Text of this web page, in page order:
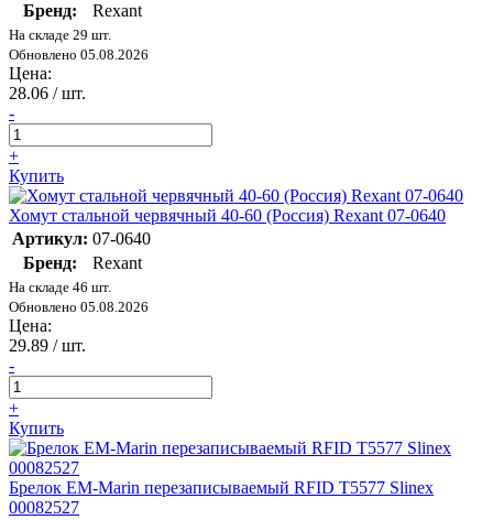
Бренд:
Rexant
На складе 29 шт.
Обновлено 05.08.2026
Цена:
28.06 / шт.
-
+
Купить
Хомут стальной червячный 40-60 (Россия) Rexant 07-0640
Артикул: 07-0640
Бренд:
Rexant
На складе 46 шт.
Обновлено 05.08.2026
Цена:
29.89 / шт.
-
+
Купить
Брелок EM-Marin перезаписываемый RFID T5577 Slinex
00082527